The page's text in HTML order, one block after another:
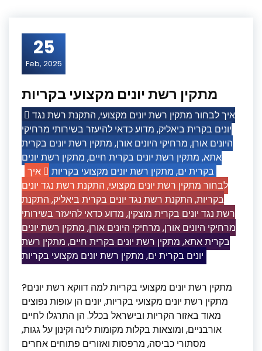
25
Feb, 2025
מתקין רשת יונים מקצועי בקריות
איך לבחור מתקין רשת יונים מקצועי, התקנת רשת נגד
יונים בקרית ביאליק, מדוע כדאי להיעזר בשירותי מרחיקי
היונים אורן, מרחיקי היונים אורן, מתקין רשת יונים בקרית
אתא, מתקין רשת יונים בקרית חיים, מתקין רשת יונים
בקרית ים, מתקין רשת יונים מקצועי בקריות
איך
לבחור מתקין רשת יונים מקצועי, התקנת רשת נגד יונים
בקריות, התקנת רשת נגד יונים בקרית ביאליק, התקנת
רשת נגד יונים בקרית מוצקין, מדוע כדאי להיעזר בשירותי
מרחיקי היונים אורן, מרחיקי היונים אורן, מתקין רשת יונים
בקרית אתא, מתקין רשת יונים בקרית חיים, מתקין רשת
יונים בקרית ים, מתקין רשת יונים מקצועי בקריות
מתקין רשת יונים מקצועי בקריות למה דווקא רשת יונים?
מתקין רשת יונים מקצועי בקריות, יונים הן עופות נפוצים
מאוד באזור הקריות ובישראל בכלל. הן התרגלו לחיים
אורבניים, ומוצאות בקלות מקומות לינה וקינון על גגות,
מסתורי כביסה, מרפסות ואזורים פתוחים אחרים